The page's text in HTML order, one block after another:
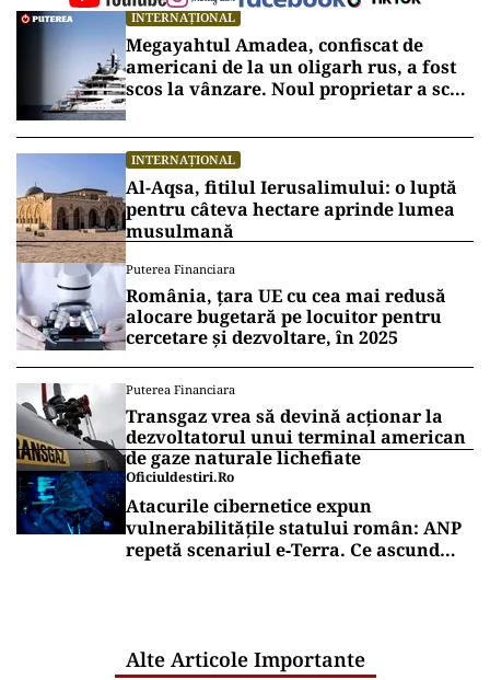
INTERNAȚIONAL
Megayahtul Amadea, confiscat de
americani de la un oligarh rus, a fost
scos la vânzare. Noul proprietar a scos
INTERNAȚIONAL
Al-Aqsa, fitilul Ierusalimului: o luptă
pentru câteva hectare aprinde lumea
musulmană
Puterea Financiara
România, țara UE cu cea mai redusă
alocare bugetară pe locuitor pentru
cercetare și dezvoltare, în 2025
Puterea Financiara
Transgaz vrea să devină acționar la
dezvoltatorul unui terminal american
de gaze naturale lichefiate
Oficiuldestiri.ro
Atacurile cibernetice expun
vulnerabilitățile statului român: ANP
repetă scenariul e‑Terra. Ce ascund
Alte Articole Importante